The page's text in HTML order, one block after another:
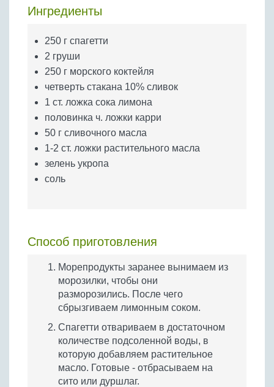
Крупы
Ингредиенты
250 г спагетти
2 груши
250 г морского коктейля
четверть стакана 10% сливок
1 ст. ложка сока лимона
половинка ч. ложки карри
50 г сливочного масла
1-2 ст. ложки растительного масла
зелень укропа
соль
Способ приготовления
Морепродукты заранее вынимаем из
морозилки, чтобы они
разморозились. После чего
сбрызгиваем лимонным соком.
Спагетти отвариваем в достаточном
количестве подсоленной воды, в
которую добавляем растительное
масло. Готовые - отбрасываем на
сито или дуршлаг.